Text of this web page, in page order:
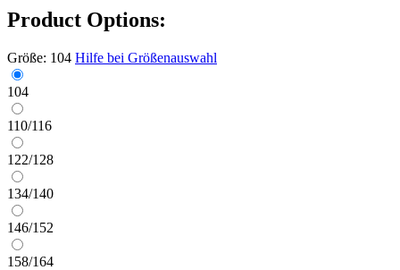
Product Options:
Größe: 104 Hilfe bei Größenauswahl
104
110/116
122/128
134/140
146/152
158/164